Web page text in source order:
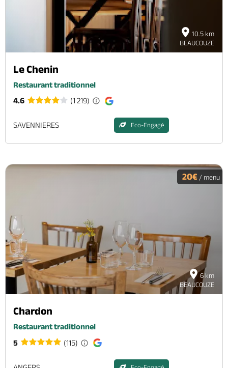
Offices de tourisme Comment venir ?
10.5 km
BEAUCOUZE
Le Chenin
Restaurant traditionnel
4.6
(1 219)
SAVENNIERES Eco-Engagé
6 km
BEAUCOUZE
20€ / menu
Chardon
Restaurant traditionnel
5
(115)